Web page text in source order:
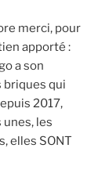
merci, pour
apporté :
a son
briques qui
2017,
les
elles SONT